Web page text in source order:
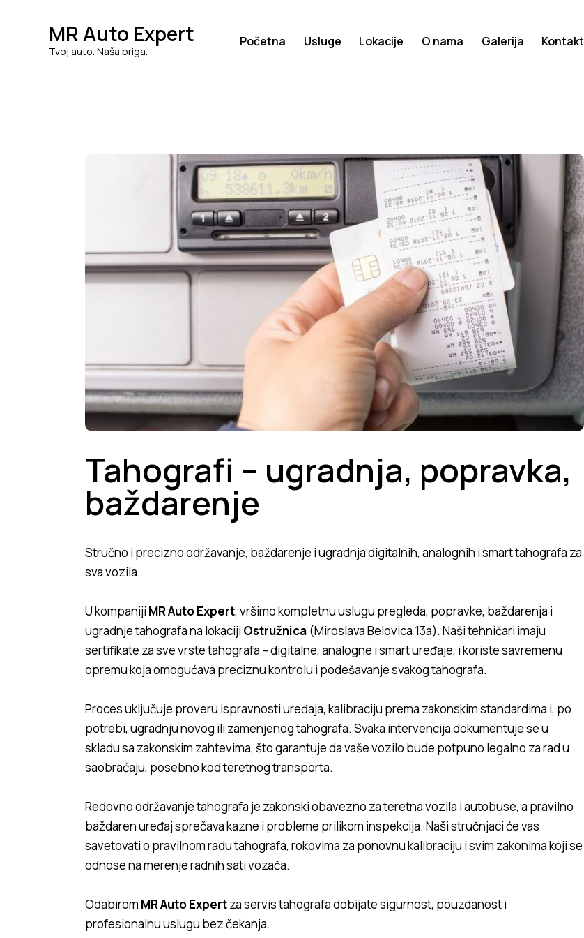
MR Auto Expert
Tvoj auto. Naša briga.
Početna Usluge Lokacije O nama Galerija Kontakt
Tahografi – ugradnja, popravka,
baždarenje
Stručno i precizno održavanje, baždarenje i ugradnja digitalnih, analognih i smart tahografa za
sva vozila.
U kompaniji MR Auto Expert, vršimo kompletnu uslugu pregleda, popravke, baždarenja i
ugradnje tahografa na lokaciji Ostružnica (Miroslava Belovica 13a). Naši tehničari imaju
sertifikate za sve vrste tahografa – digitalne, analogne i smart uređaje, i koriste savremenu
opremu koja omogućava preciznu kontrolu i podešavanje svakog tahografa.
Proces uključuje proveru ispravnosti uređaja, kalibraciju prema zakonskim standardima i, po
potrebi, ugradnju novog ili zamenjenog tahografa. Svaka intervencija dokumentuje se u
skladu sa zakonskim zahtevima, što garantuje da vaše vozilo bude potpuno legalno za rad u
saobraćaju, posebno kod teretnog transporta.
Redovno održavanje tahografa je zakonski obavezno za teretna vozila i autobuse, a pravilno
baždaren uređaj sprečava kazne i probleme prilikom inspekcija. Naši stručnjaci će vas
savetovati o pravilnom radu tahografa, rokovima za ponovnu kalibraciju i svim zakonima koji se
odnose na merenje radnih sati vozača.
Odabirom MR Auto Expertza servis tahografa dobijate sigurnost, pouzdanost i
profesionalnu uslugu bez čekanja.